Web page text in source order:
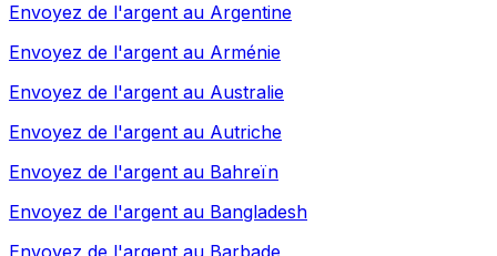
Envoyez de l'argent au Argentine
Envoyez de l'argent au Arménie
Envoyez de l'argent au Australie
Envoyez de l'argent au Autriche
Envoyez de l'argent au Bahreïn
Envoyez de l'argent au Bangladesh